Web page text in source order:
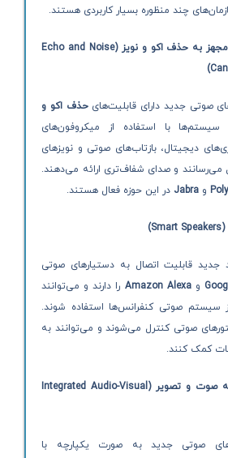
چند منظوره بسیار کاربردی هستند.
به حذف اکو و نویز
(Echo and Noise
صوتی جدید دارای قابلیت‌هایحذف اکو و
با استفاده از میکروفون‌های
دیجیتال، بازتاب‌های صوتی و نویزهای
می‌رسانند و صدای شفاف‌تری ارائه می‌دهند.
وJabra در این حوزه فعال هستند.
(Smart Speakers)
جدید قابلیت اتصال به دستیارهای صوتی
وAmazon Alexa را دارند و می‌توانند
سیستم صوتی کنفرانس‌ها استفاده شوند.
صوتی کنترل می‌شوند و می‌توانند به
کمک کنند.
صوت و تصویر
(Integrated Audio-Visual
صوتی جدید به صورت یکپارچه با